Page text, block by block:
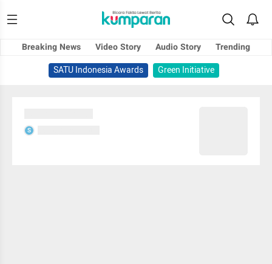
Breaking News Video Story Audio Story
Trending
SATU Indonesia Awards
Green Initiative
S